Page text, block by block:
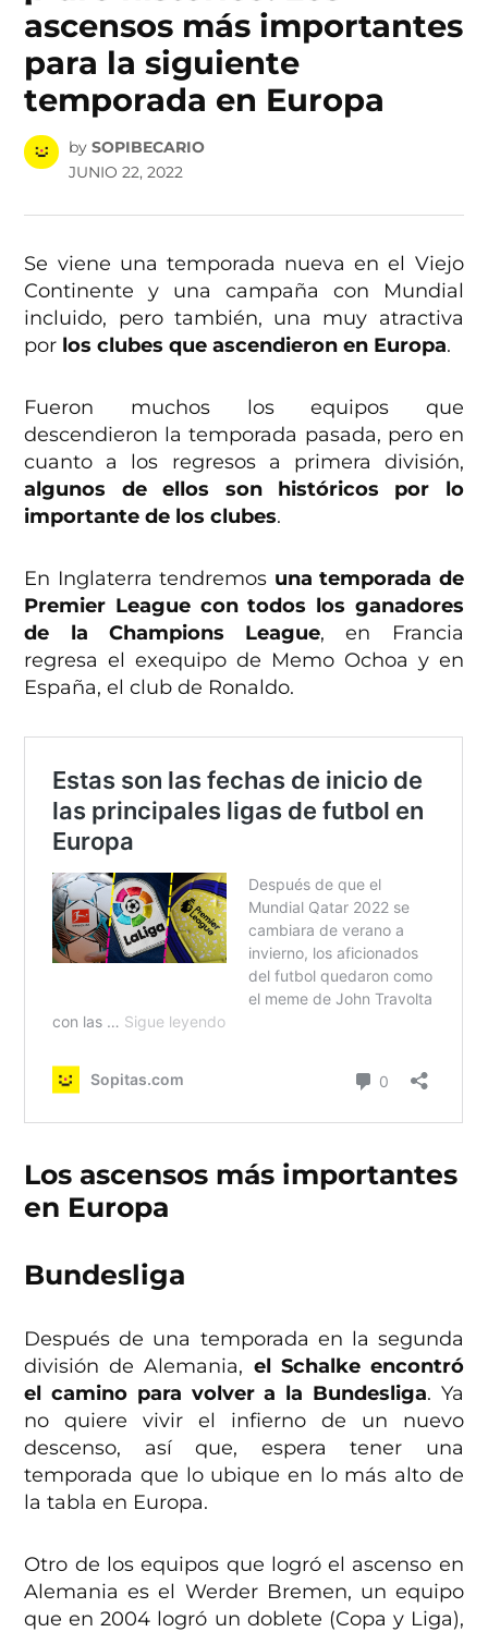
ascensos más importantes
para la siguiente
temporada en Europa
by SOPIBECARIO
JUNIO 22, 2022
Se viene una temporada nueva en el Viejo
Continente y una campaña con Mundial
incluido, pero también, una muy atractiva
por los clubes que ascendieron en Europa.
Fueron muchos los equipos que
descendieron la temporada pasada, pero en
cuanto a los regresos a primera división,
algunos de ellos son históricos por lo
importante de los clubes.
En Inglaterra tendremos una temporada de
Premier League con todos los ganadores
de la Champions League, en Francia
regresa el exequipo de Memo Ochoa y en
España, el club de Ronaldo.
Los ascensos más importantes
en Europa
Bundesliga
Después de una temporada en la segunda
división de Alemania, el Schalke encontró
el camino para volver a la Bundesliga. Ya
no quiere vivir el infierno de un nuevo
descenso, así que, espera tener una
temporada que lo ubique en lo más alto de
la tabla en Europa.
Otro de los equipos que logró el ascenso en
Alemania es el Werder Bremen, un equipo
que en 2004 logró un doblete (Copa y Liga),